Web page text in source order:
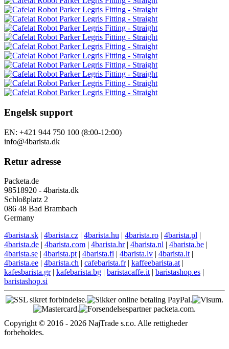
Engelsk support
EN: +421 944 750 100 (8:00-12:00)
info@4barista.dk
Retur adresse
Packeta.de
98518920 - 4barista.dk
Schloßplatz 2
086 48 Bad Brambach
Germany
4barista.sk | 4barista.cz | 4barista.hu | 4barista.ro | 4barista.pl |
4barista.de | 4barista.com | 4barista.hr| 4barista.nl | 4barista.be |
4barista.se | 4barista.pt | 4barista.fi | 4barista.lv | 4barista.lt |
4barista.ee | 4barista.ch | cafebarista.fr| kaffeebarista.at |
kafesbarista.gr| kafebarista.bg | baristacaffe.it | baristashop.es |
baristashop.si
Copyright © 2016 - 2026 NajTrade s.r.o. Alle rettigheder
forbeholdes.